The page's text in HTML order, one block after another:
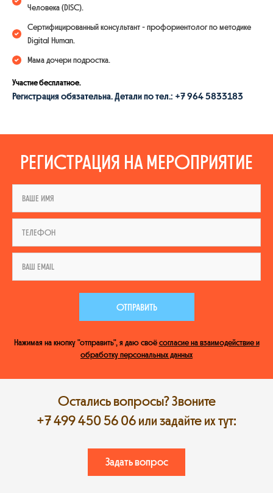
Человека (DISС).
Сертифицированный консультант - профориентолог по методике
Digital Human.
Мама дочери подростка.
Участие бесплатное.
Регистрация обязательна. Детали по тел.: +7 964 5833183
РЕГИСТРАЦИЯ НА МЕРОПРИЯТИЕ
ОТПРАВИТЬ
Нажимая на кнопку "отправить", я даю своёсогласие на взаимодействие и
обработку персональных данных
Остались вопросы? Звоните
+7 499 450 56 06или задайте их тут:
Задать вопрос